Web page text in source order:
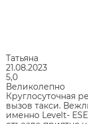
Татьяна
21.08.2023
5,0
Великолепно
Круглосуточная
вызов такси.
именно Levelt-